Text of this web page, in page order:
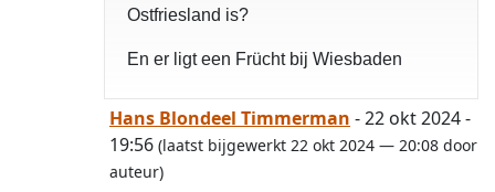
Ostfriesland is?
En er ligt een Frücht bij Wiesbaden
Hans Blondeel Timmerman - 22 okt 2024 -
19:56 (laatst bijgewerkt 22 okt 2024 — 20:08 door
auteur)